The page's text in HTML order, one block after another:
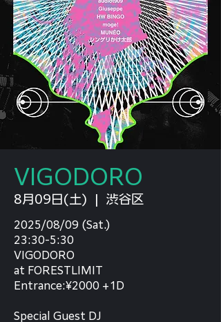
VIGODORO
8月09日(土) 渋谷区
2025/08/09 (Sat.)
23:30-5:30
VIGODORO
at FORESTLIMIT
Entrance:¥2000 +1D
Special Guest DJ